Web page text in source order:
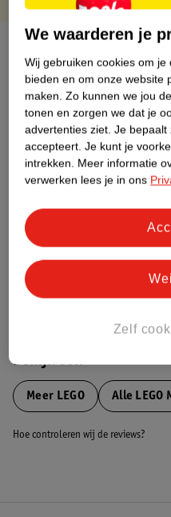
Over dit product
Productinformatie
Etiketinformatie
Nature Impact Score
Impact
Meer
Bestel &
Bekijk ook
Meer LEGO Alle LEGO
Hoe controleren wij de reviews?
We waarderen je
Wij gebruiken cookies om
bieden en om onze website
maken. Zo kunnen we jou
tonen en zorgen we dat je
advertenties ziet. Je bepaalt
accepteert. Je kunt je
intrekken. Meer informatie
verwerken lees je in ons
Zelf